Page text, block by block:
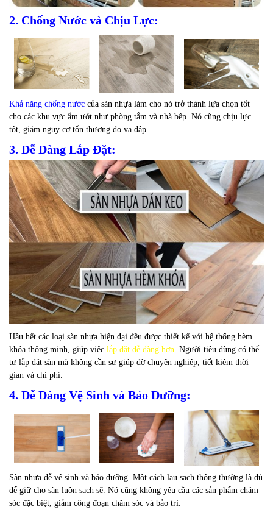
2. Chống Nước và Chịu Lực:
Khả năng chống nước của sàn nhựa làm cho nó trở thành lựa chọn tốt
cho các khu vực ẩm ướt như phòng tắm và nhà bếp. Nó cũng chịu lực
tốt, giảm nguy cơ tổn thương do va đập.
3. Dễ Dàng Lắp Đặt:
Hầu hết các loại sàn nhựa hiện đại đều được thiết kế với hệ thống hèm
khóa thông minh, giúp việc lắp đặt dễ dàng hơn . Người tiêu dùng có thể
tự lắp đặt sàn mà không cần sự giúp đỡ chuyên nghiệp, tiết kiệm thời
gian và chi phí.
4. Dễ Dàng Vệ Sinh và Bảo Dưỡng:
Sàn nhựa dễ vệ sinh và bảo dưỡng. Một cách lau sạch thông thường là đủ
để giữ cho sàn luôn sạch sẽ. Nó cũng không yêu cầu các sản phẩm chăm
sóc đặc biệt, giảm công đoạn chăm sóc và bảo trì.